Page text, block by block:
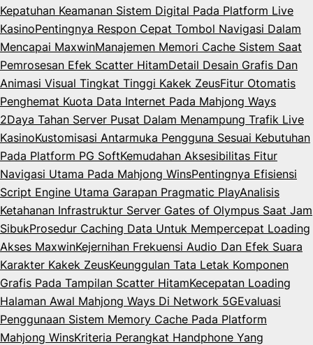
Kepatuhan Keamanan Sistem Digital Pada Platform Live
KasinoPentingnya Respon Cepat Tombol Navigasi Dalam
Mencapai MaxwinManajemen Memori Cache Sistem Saat
Pemrosesan Efek Scatter HitamDetail Desain Grafis Dan
Animasi Visual Tingkat Tinggi Kakek ZeusFitur Otomatis
Penghemat Kuota Data Internet Pada Mahjong Ways
2Daya Tahan Server Pusat Dalam Menampung Trafik Live
KasinoKustomisasi Antarmuka Pengguna Sesuai Kebutuhan
Pada Platform PG SoftKemudahan Aksesibilitas Fitur
Navigasi Utama Pada Mahjong WinsPentingnya Efisiensi
Script Engine Utama Garapan Pragmatic PlayAnalisis
Ketahanan Infrastruktur Server Gates of Olympus Saat Jam
SibukProsedur Caching Data Untuk Mempercepat Loading
Akses MaxwinKejernihan Frekuensi Audio Dan Efek Suara
Karakter Kakek ZeusKeunggulan Tata Letak Komponen
Grafis Pada Tampilan Scatter HitamKecepatan Loading
Halaman Awal Mahjong Ways Di Network 5GEvaluasi
Penggunaan Sistem Memory Cache Pada Platform
Mahjong WinsKriteria Perangkat Handphone Yang